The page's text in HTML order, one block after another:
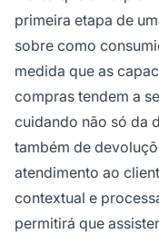
primeira etapa de
sobre como
medida que as
compras tendem a
cuidando não só da
também de
atendimento ao
contextual e
permitirá que